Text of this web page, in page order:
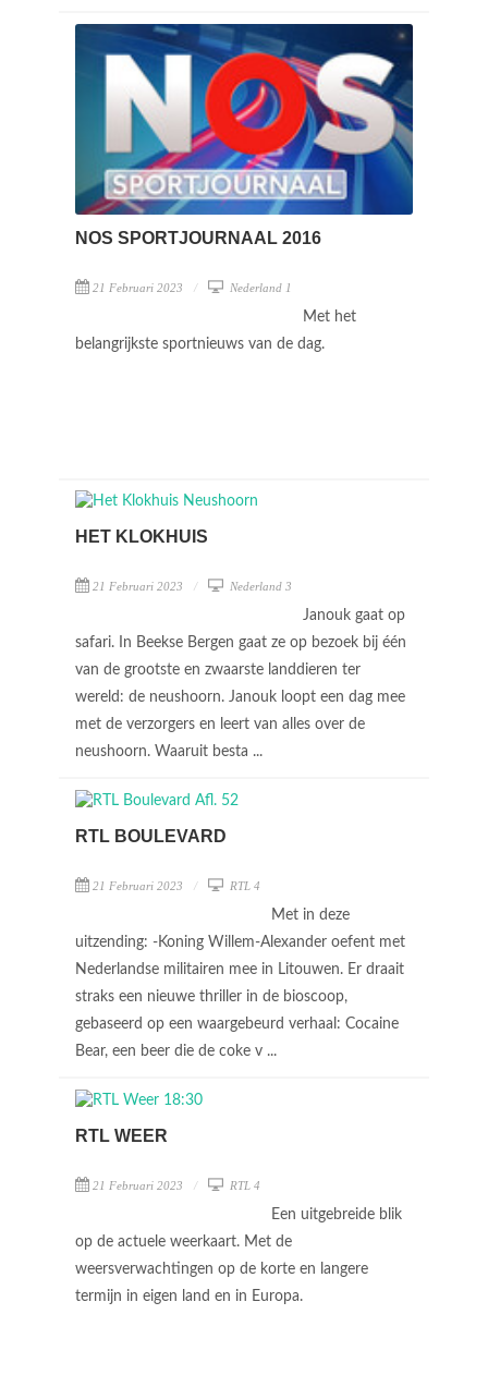
NOS SPORTJOURNAAL 2016
21 Februari 2023 Nederland 1
Met het
belangrijkste sportnieuws van de dag.
HET KLOKHUIS
21 Februari 2023 Nederland 3
Janouk gaat op
safari. In Beekse Bergen gaat ze op bezoek bij één
van de grootste en zwaarste landdieren ter
wereld: de neushoorn. Janouk loopt een dag mee
met de verzorgers en leert van alles over de
neushoorn. Waaruit besta ...
RTL BOULEVARD
21 Februari 2023 RTL 4
Met in deze
uitzending: -Koning Willem-Alexander oefent met
Nederlandse militairen mee in Litouwen. Er draait
straks een nieuwe thriller in de bioscoop,
gebaseerd op een waargebeurd verhaal: Cocaine
Bear, een beer die de coke v ...
RTL WEER
21 Februari 2023 RTL 4
Een uitgebreide blik
op de actuele weerkaart. Met de
weersverwachtingen op de korte en langere
termijn in eigen land en in Europa.